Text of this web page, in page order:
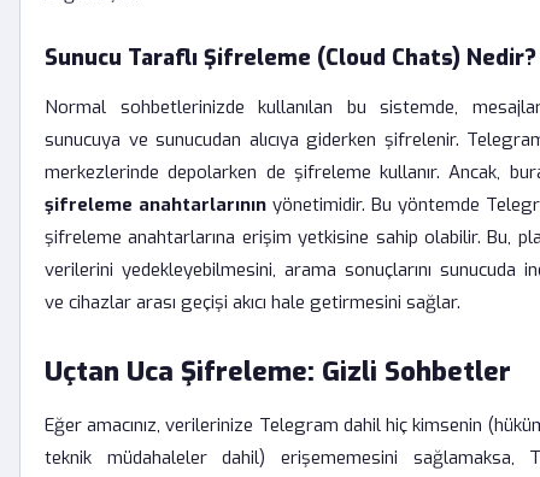
Sunucu Taraflı Şifreleme (Cloud Chats) Nedir?
Normal sohbetlerinizde kullanılan bu sistemde,
sunucuya ve sunucudan alıcıya giderken şifrelenir.
merkezlerinde depolarken de şifreleme kullanır. Ancak,
şifreleme anahtarlarının yönetimidir. Bu yöntemde
şifreleme anahtarlarına erişim yetkisine sahip olabilir. Bu,
verilerini yedekleyebilmesini, arama sonuçlarını sunucuda
ve cihazlar arası geçişi akıcı hale getirmesini sağlar.
Uçtan Uca Şifreleme: Gizli Sohbetler
Eğer amacınız, verilerinize Telegram dahil hiç kimsenin
teknik müdahaleler dahil) erişememesini sağlamaksa,